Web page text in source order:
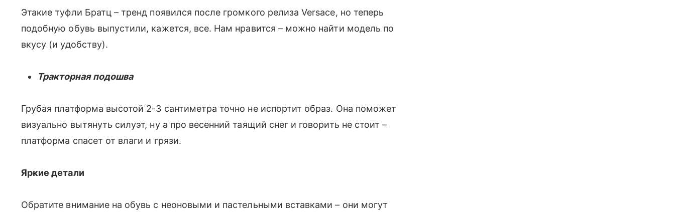
Этакие туфли Братц – тренд появился после громкого релиза Versace, но теперь
подобную обувь выпустили, кажется, все. Нам нравится – можно найти модель по
вкусу (и удобству).
Тракторная подошва
Грубая платформа высотой 2-3 сантиметра точно не испортит образ. Она поможет
визуально вытянуть силуэт, ну а про весенний таящий снег и говорить не стоит –
платформа спасет от влаги и грязи.
Яркие детали
Обратите внимание на обувь с неоновыми и пастельными вставками – они могут